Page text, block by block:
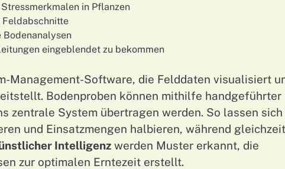
in Pflanzen
Bodenanalysen
eingeblendet zu bekommen
Management-Software, die Felddaten visualisiert
Bodenproben können mithilfe handgeführter
zentrale System übertragen werden. So lassen sich
und Einsatzmengen halbieren, während
Intelligenz werden Muster erkannt, die
zur optimalen Erntezeit erstellt.